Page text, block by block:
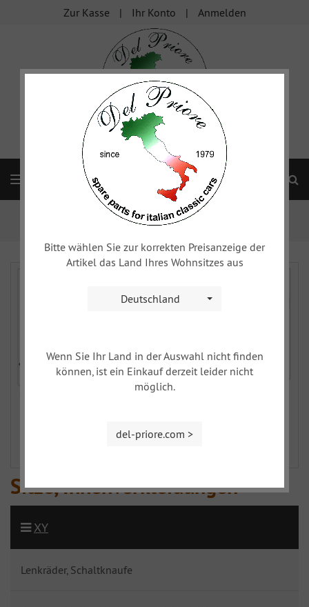
Zur Kasse Ihr Konto Anmelden
Spider & Spider Veloce - Karosserie & ...
Sitze, Innenverkleidungen
Sitze, Innenverkleidungen
XY
Lenkräder, Schaltknaufe
Bitte wählen Sie zur korrekten Preisanzeige der
Artikel das Land Ihres Wohnsitzes aus
Deutschland
Wenn Sie Ihr Land in der Auswahl nicht finden
können, ist ein Einkauf derzeit leider nicht
möglich.
del-priore.com >